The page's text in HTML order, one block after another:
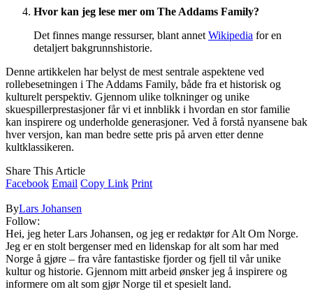
Hvor kan jeg lese mer om The Addams Family?
Det finnes mange ressurser, blant annet Wikipedia for en
detaljert bakgrunnshistorie.
Denne artikkelen har belyst de mest sentrale aspektene ved
rollebesetningen i The Addams Family, både fra et historisk og
kulturelt perspektiv. Gjennom ulike tolkninger og unike
skuespillerprestasjoner får vi et innblikk i hvordan en stor familie
kan inspirere og underholde generasjoner. Ved å forstå nyansene bak
hver versjon, kan man bedre sette pris på arven etter denne
kultklassikeren.
Share This Article
Facebook Email Copy Link Print
ByLars Johansen
Follow:
Hei, jeg heter Lars Johansen, og jeg er redaktør for Alt Om Norge.
Jeg er en stolt bergenser med en lidenskap for alt som har med
Norge å gjøre – fra våre fantastiske fjorder og fjell til vår unike
kultur og historie. Gjennom mitt arbeid ønsker jeg å inspirere og
informere om alt som gjør Norge til et spesielt land.